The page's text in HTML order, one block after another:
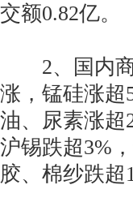
交额0.82亿。
2、国内商
涨，锰硅涨超
油、尿素涨超
沪锡跌超3%
胶、棉纱跌超